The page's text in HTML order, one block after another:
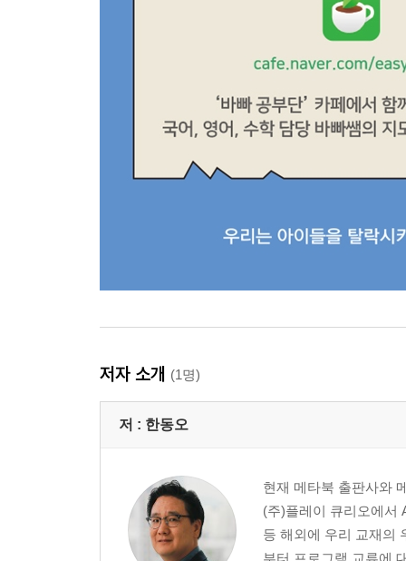
저자 소개 (1명)
저 : 한동오
현재 메타북 출판사와
(주)플레이 큐리오에서
등 해외에 우리 교재의